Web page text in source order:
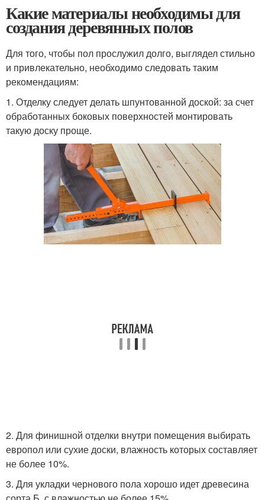
Какие материалы необходимы для
создания деревянных полов
Для того, чтобы пол прослужил долго, выглядел стильно
и привлекательно, необходимо следовать таким
рекомендациям:
1. Отделку следует делать шпунтованной доской: за счет
обработанных боковых поверхностей монтировать
такую доску проще.
2. Для финишной отделки внутри помещения выбирать
европол или сухие доски, влажность которых составляет
не более 10%.
3. Для укладки чернового пола хорошо идет древесина